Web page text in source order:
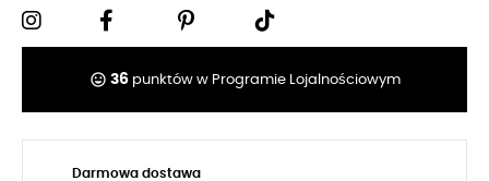
tag_faces 36punktów w Programie Lojalnościowym
Darmowa dostawa